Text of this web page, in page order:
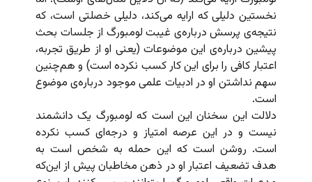
نخستین دلیلی که ارایه می‌کند، دلیلی خصلتی است، که
نتیجه‌ی پرسش درباره‌ی غیبت لومبورگ از جلسات بحث
پیشین درباره‌ی این موضوعات (یعنی او از طریق تجربه،
اعتبار کافی را برای این کار کسب نکرده است) و هم‌چنین
سهم نداشتن او در ادبیات علمی موجود درباره‌ی موضوع
است.
دلالت این سخنان این است که لومبورگ یک دانشمند
نیست و در این عرصه امتیاز و درجه‌ای کسب نکرده
است. روشن است که این حمله به شخص است به
هدف تضعیف اعتبار او در ذهن مخاطبان پیش از این‌که